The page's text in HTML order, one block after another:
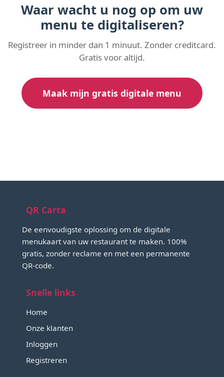
Waar wacht u nog op om uw
menu te digitaliseren?
Registreer in minder dan 1 minuut. Zonder creditcard.
Gratis voor altijd.
Maak mijn gratis digitale menu
QR Carta
De eenvoudigste oplossing om de digitale
menukaart van uw restaurant te maken. 100%
gratis, zonder reclame en met een permanente
QR-code.
Snelle links
Home
Onze klanten
Inloggen
Registreren